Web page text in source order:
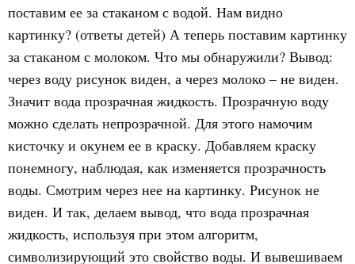
поставим ее за стаканом с водой. Нам видно
картинку? (ответы детей) А теперь поставим картинку
за стаканом с молоком. Что мы обнаружили? Вывод:
через воду рисунок виден, а через молоко – не виден.
Значит вода прозрачная жидкость. Прозрачную воду
можно сделать непрозрачной. Для этого намочим
кисточку и окунем ее в краску. Добавляем краску
понемногу, наблюдая, как изменяется прозрачность
воды. Смотрим через нее на картинку. Рисунок не
виден. И так, делаем вывод, что вода прозрачная
жидкость, используя при этом алгоритм,
символизирующий это свойство воды. И вывешиваем